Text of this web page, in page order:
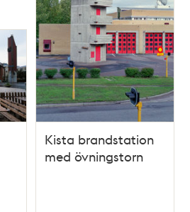
Kista brandstation
med övningstorn